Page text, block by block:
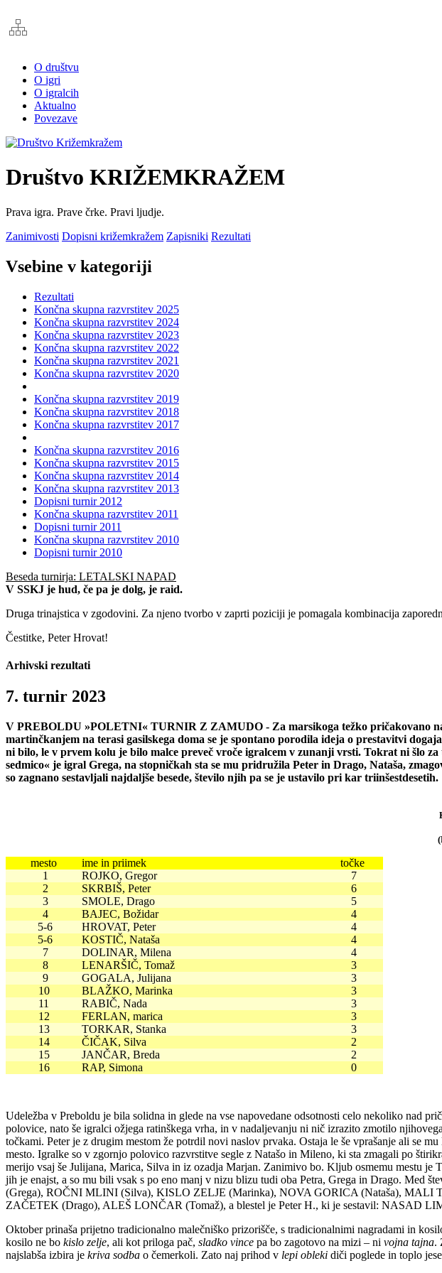
O društvu
O igri
O igralcih
Aktualno
Povezave
Društvo KRIŽEMKRAŽEM
Prava igra. Prave črke. Pravi ljudje.
Zanimivosti Dopisni križemkražem Zapisniki Rezultati
Vsebine v kategoriji
Rezultati
Končna skupna razvrstitev 2025
Končna skupna razvrstitev 2024
Končna skupna razvrstitev 2023
Končna skupna razvrstitev 2022
Končna skupna razvrstitev 2021
Končna skupna razvrstitev 2020
Končna skupna razvrstitev 2019
Končna skupna razvrstitev 2018
Končna skupna razvrstitev 2017
Končna skupna razvrstitev 2016
Končna skupna razvrstitev 2015
Končna skupna razvrstitev 2014
Končna skupna razvrstitev 2013
Dopisni turnir 2012
Končna skupna razvrstitev 2011
Dopisni turnir 2011
Končna skupna razvrstitev 2010
Dopisni turnir 2010
Beseda turnirja: LETALSKI NAPAD
V SSKJ je hud, če pa je dolg, je raid.
Druga trinajstica v zgodovini. Za njeno tvorbo v zaprti poziciji je pomagala kombinacija
Čestitke, Peter Hrovat!
Arhivski rezultati
7. turnir 2023
V PREBOLDU »POLETNI« TURNIR Z ZAMUDO - Za marsikoga težko pričakovano
martinčkanjem na terasi gasilskega doma se je spontano porodila ideja o prestavitvi
ni bilo, le v prvem kolu je bilo malce preveč vroče igralcem v zunanji vrsti. Tokrat ni šlo
sedmico« je igral Grega, na stopničkah sta se mu pridružila Peter in Drago, Nataša,
so zagnano sestavljali najdaljše besede, število njih pa se je ustavilo pri kar triinšestdesetih.
mesto ime in priimek
točke
1
ROJKO, Gregor
7
2
SKRBIŠ, Peter
6
3
SMOLE, Drago
5
4
BAJEC, Božidar
4
5-6
HROVAT, Peter
4
5-6
KOSTIČ, Nataša
4
7
DOLINAR, Milena
4
8
LENARŠIČ, Tomaž
3
9
GOGALA, Julijana
3
10
BLAŽKO, Marinka
3
11
RABIČ, Nada
3
12
FERLAN, marica
3
13
TORKAR, Stanka
3
14
ČIČAK, Silva
2
15
JANČAR, Breda
2
16
RAP, Simona 0
Udeležba v Preboldu je bila solidna in glede na vse napovedane odsotnosti celo nekoliko nad
polovice, nato še igralci ožjega ratinškega vrha, in v nadaljevanju ni nič izrazito zmotilo
točkami. Peter je z drugim mestom že potrdil novi naslov prvaka. Ostaja le še vprašanje ali se
mesto. Igralke so v zgornjo polovico razvrstitve segle z Natašo in Mileno, ki sta zmagali po
merijo vsaj še Julijana, Marica, Silva in iz ozadja Marjan. Zanimivo bo. Kljub osmemu mestu je
jih je enajst, a so mu bili vsak s po eno manj v nizu blizu tudi oba Petra, Grega in Drago.
(Grega), ROČNI MLINI (Silva), KISLO ZELJE (Marinka), NOVA GORICA (Nataša),
ZAČETEK (Drago), ALEŠ LONČAR (Tomaž), a blestel je Peter H., ki je sestavil: NASAD
Oktober prinaša prijetno tradicionalno malečniško prizorišče, s tradicionalnimi nagradami in
kosilo ne bo kislo zelje, ali kot priloga pač, sladko vince pa bo zagotovo na mizi – ni vojna tajna.
najslabša izbira je kriva sodba o čemerkoli. Zato naj prihod v lepi obleki diči poglede in toplo